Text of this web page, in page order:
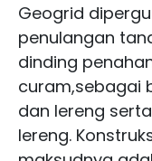
Geogrid
penulangan
dinding
curam,sebagai
dan lereng
lereng.